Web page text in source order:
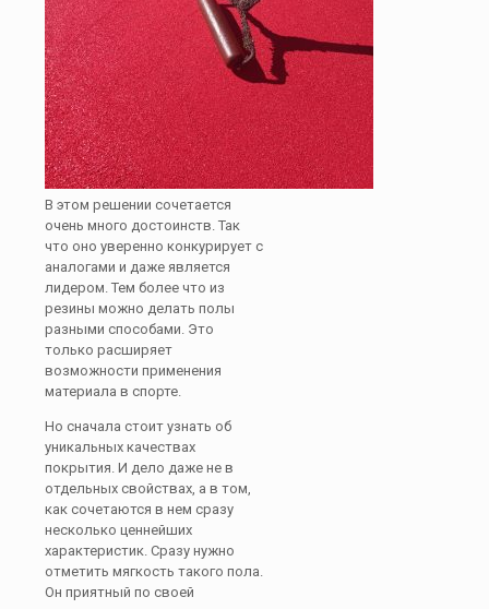
В этом решении сочетается
очень много достоинств. Так
что оно уверенно конкурирует с
аналогами и даже является
лидером. Тем более что из
резины можно делать полы
разными способами. Это
только расширяет
возможности применения
материала в спорте.
Но сначала стоит узнать об
уникальных качествах
покрытия. И дело даже не в
отдельных свойствах, а в том,
как сочетаются в нем сразу
несколько ценнейших
характеристик. Сразу нужно
отметить мягкость такого пола.
Он приятный по своей